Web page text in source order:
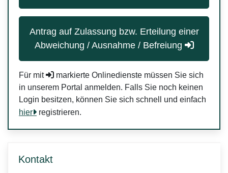
Antrag auf Zulassung bzw. Erteilung einer
Abweichung / Ausnahme / Befreiung
Für mit
markierte Onlinedienste müssen Sie sich
in unserem Portal anmelden. Falls Sie noch keinen
Login besitzen, können Sie sich schnell und einfach
hier
registrieren.
Kontakt